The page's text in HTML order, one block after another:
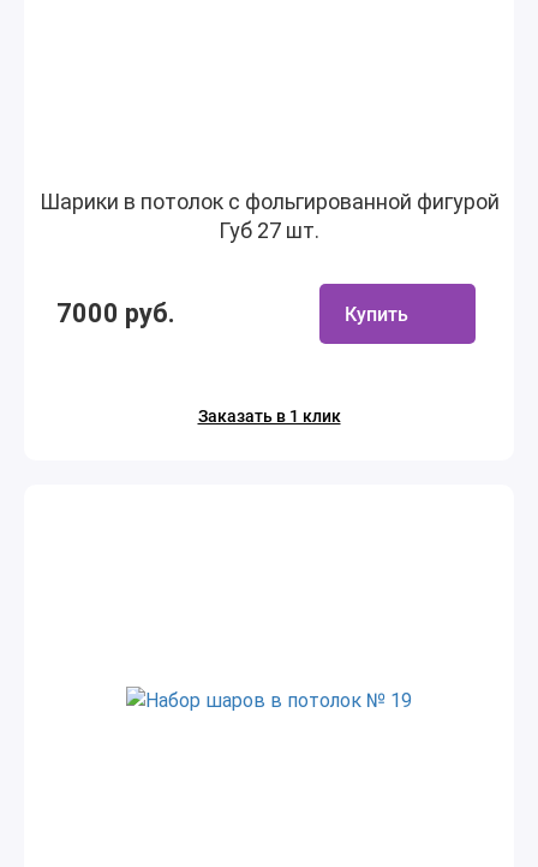
Шарики в потолок с фольгированной фигурой
Губ 27 шт.
7000 руб. Купить
Заказать в 1 клик